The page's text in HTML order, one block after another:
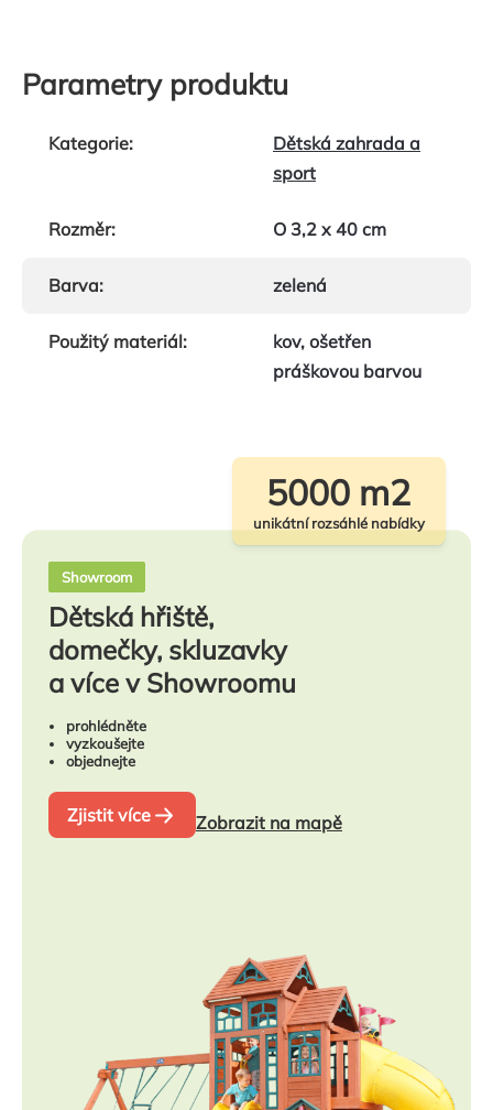
Parametry produktu
Kategorie:
Dětská zahrada a
sport
Rozměr: O 3,2 x 40 cm
Barva: zelená
Použitý materiál:
kov, ošetřen
práškovou barvou
Showroom
Dětská hřiště,
domečky, skluzavky
a více v Showroomu
prohlédněte
vyzkoušejte
objednejte
Zjistit více Zobrazit na mapě
5000 m2
unikátní rozsáhlé nabídky